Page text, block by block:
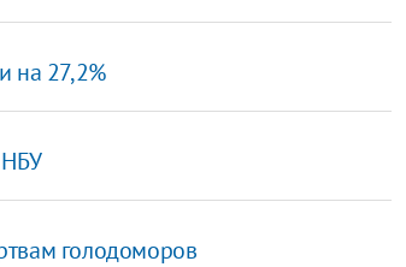
на 27,2%
НБУ
голодоморов